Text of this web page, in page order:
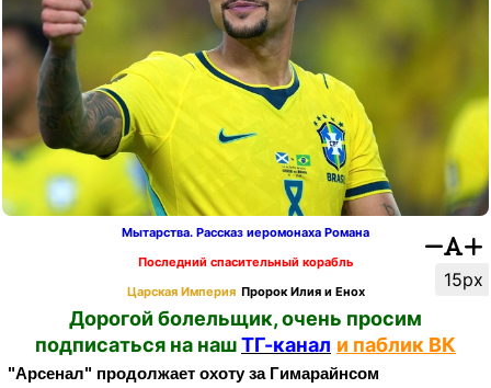
15px
Мытарства. Рассказ иеромонаха Романа
Последний спасительный корабль
Царская Империя Пророк Илия и Енох
Дорогой болельщик, очень просим
подписаться на нашТГ-канал и паблик ВК
"Арсенал" продолжает охоту за Гимарайнсом